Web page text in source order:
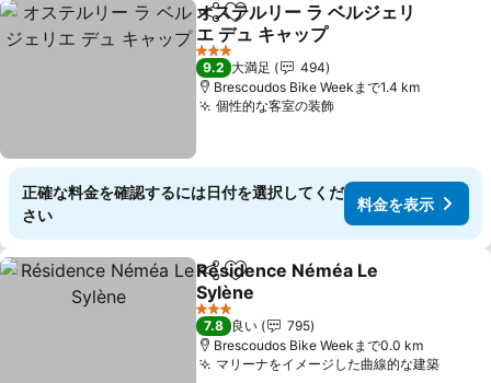
シェアお気に入りに追加
オステルリー ラ ベルジェリ
エ デュ キャップ
3 ホテルのランク
9.2 大満足
494
Brescoudos Bike Weekまで1.4 km
個性的な客室の装飾
正確な料金を確認するには日付を選択してくだ
さい
料金を表示
シェアお気に入りに追加
Résidence Néméa Le
Sylène
3 ホテルのランク
7.8 良い
795
Brescoudos Bike Weekまで0.0 km
マリーナをイメージした曲線的な建築